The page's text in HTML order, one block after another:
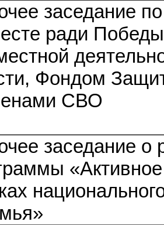
заседание
ради
Фондом
СВО
заседание о